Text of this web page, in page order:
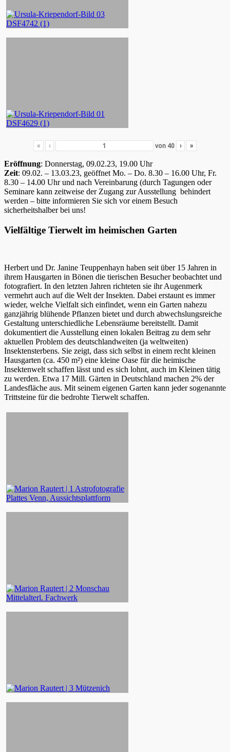
« ‹ von 40 › »
Eröffnung: Donnerstag, 09.02.23, 19.00 Uhr
Zeit: 09.02. – 13.03.23, geöffnet Mo. – Do. 8.30 – 16.00 Uhr, Fr.
8.30 – 14.00 Uhr und nach Vereinbarung (durch Tagungen oder
Seminare kann zeitweise der Zugang zur Ausstellung behindert
werden – bitte informieren Sie sich vor einem Besuch
sicherheitshalber bei uns!
Vielfältige Tierwelt im heimischen Garten
Herbert und Dr. Janine Teuppenhayn haben seit über 15 Jahren in
ihrem Hausgarten in Bönen die tierischen Besucher beobachtet und
fotografiert. In den letzten Jahren richteten sie ihr Augenmerk
vermehrt auch auf die Welt der Insekten. Dabei erstaunt es immer
wieder, welche Vielfalt sich einfindet, wenn ein Garten nahezu
ganzjährig blühende Pflanzen bietet und durch abwechslungsreiche
Gestaltung unterschiedliche Lebensräume bereitstellt. Damit
dokumentiert die Ausstellung einen lokalen Beitrag zu dem sehr
aktuellen Problem des deutschlandweiten (ja weltweiten)
Insektensterbens. Sie zeigt, dass sich selbst in einem recht kleinen
Hausgarten (ca. 450 m²) eine kleine Oase für die heimische
Insektenwelt schaffen lässt und es sich lohnt, auch im Kleinen tätig
zu werden. Etwa 17 Mill. Gärten in Deutschland machen 2% der
Landesfläche aus. Mit seinem eigenen Garten kann jeder sogenannte
Trittsteine für die bedrohte Tierwelt schaffen.